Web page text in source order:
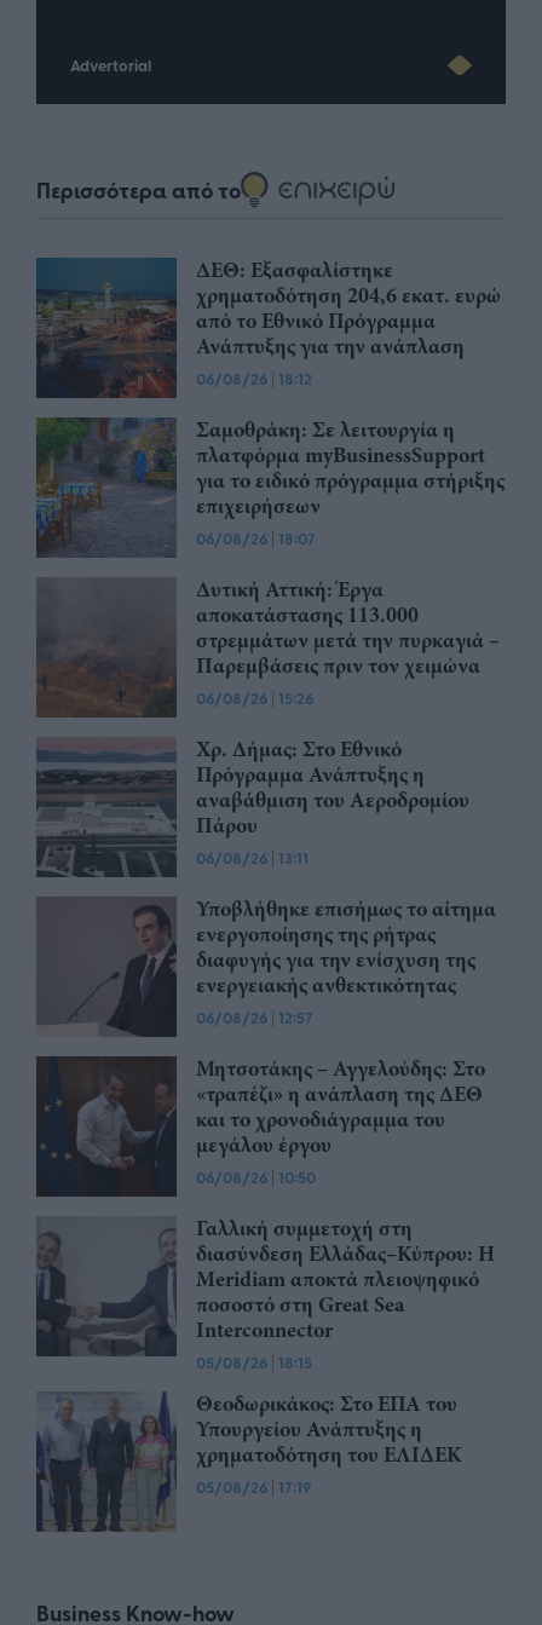
Advertorial
Περισσότερα από το
ΔΕΘ: Εξασφαλίστηκε
χρηματοδότηση 204,6 εκατ. ευρώ
από το Εθνικό Πρόγραμμα
Ανάπτυξης για την ανάπλαση
06/08/26 | 18:12
Σαμοθράκη: Σε λειτουργία η
πλατφόρμα myBusinessSupport
για το ειδικό πρόγραμμα στήριξης
επιχειρήσεων
06/08/26 | 18:07
Δυτική Αττική: Έργα
αποκατάστασης 113.000
στρεμμάτων μετά την πυρκαγιά –
Παρεμβάσεις πριν τον χειμώνα
06/08/26 | 15:26
Χρ. Δήμας: Στο Εθνικό
Πρόγραμμα Ανάπτυξης η
αναβάθμιση του Αεροδρομίου
Πάρου
06/08/26 | 13:11
Υποβλήθηκε επισήμως το αίτημα
ενεργοποίησης της ρήτρας
διαφυγής για την ενίσχυση της
ενεργειακής ανθεκτικότητας
06/08/26 | 12:57
Μητσοτάκης – Αγγελούδης: Στο
«τραπέζι» η ανάπλαση της ΔΕΘ
και το χρονοδιάγραμμα του
μεγάλου έργου
06/08/26 | 10:50
Γαλλική συμμετοχή στη
διασύνδεση Ελλάδας–Κύπρου: Η
Meridiam αποκτά πλειοψηφικό
ποσοστό στη Great Sea
Interconnector
05/08/26 | 18:15
Θεοδωρικάκος: Στο ΕΠΑ του
Υπουργείου Ανάπτυξης η
χρηματοδότηση του ΕΛΙΔΕΚ
05/08/26 | 17:19
Business Know-how